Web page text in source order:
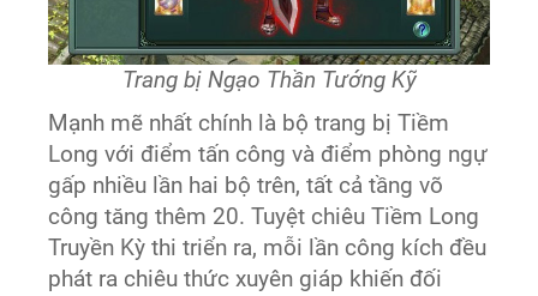
Trang bị Ngạo Thần Tướng Kỹ
Mạnh mẽ nhất chính là bộ trang bị Tiềm
Long với điểm tấn công và điểm phòng ngự
gấp nhiều lần hai bộ trên, tất cả tầng võ
công tăng thêm 20. Tuyệt chiêu Tiềm Long
Truyền Kỳ thi triển ra, mỗi lần công kích đều
phát ra chiêu thức xuyên giáp khiến đối